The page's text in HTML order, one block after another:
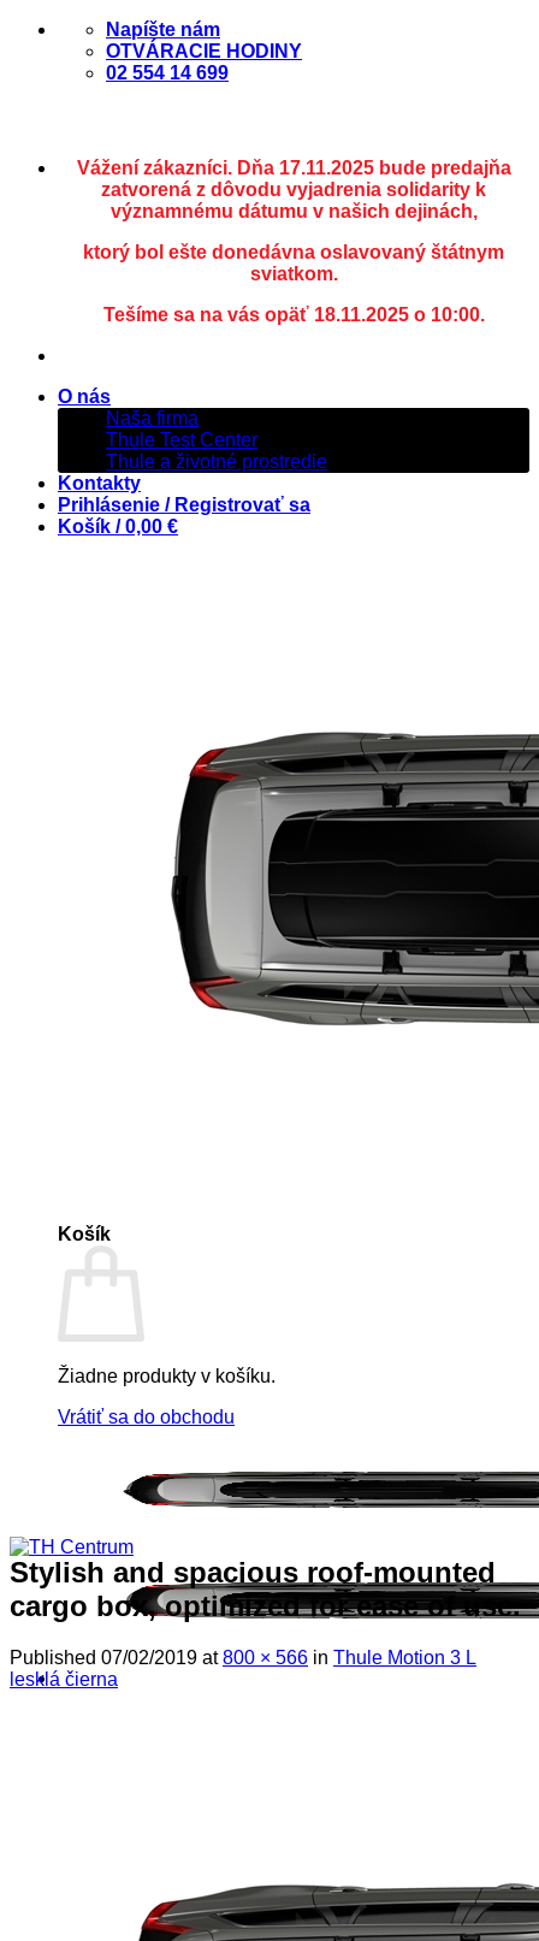
Skip
Napíšte nám
OTVÁRACIE HODINY
02 554 14 699
Vážení zákazníci. Dňa 17.11.2025 bude predajňa
zatvorená z dôvodu vyjadrenia solidarity k
významnému dátumu v našich dejinách,
ktorý bol ešte donedávna oslavovaný štátnym
sviatkom.
Tešíme sa na vás opäť 18.11.2025 o 10:00.
O nás
Naša firma
Thule Test Center
Thule a životné prostredie
Kontakty
Prihlásenie / Registrovať sa
Košík /0,00 €
Košík
Žiadne produkty v košíku.
Vrátiť sa do obchodu
Hľadať:
Stylish and spacious roof-mounted
cargo box, optimized for ease of use.
Published 07/02/2019 at800 × 566 in Thule Motion 3 L
lesklá čierna